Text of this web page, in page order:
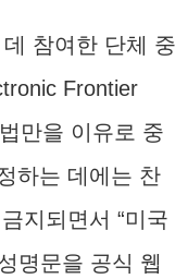
데 참여한 단체 중
Frontier
만을 이유로 중
하는 데에는 찬
지되면서 “미국
명문을 공식 웹